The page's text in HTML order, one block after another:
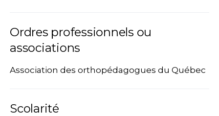
Ordres professionnels ou
associations
Association des orthopédagogues du Québec
Scolarité